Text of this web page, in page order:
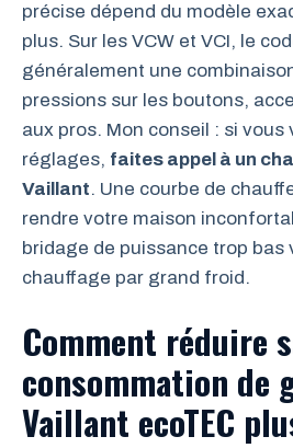
précise dépend du modèle
plus. Sur les VCW et VCI, le
généralement une
pressions sur les boutons,
aux pros. Mon conseil : si vous
réglages, faites appel à un
Vaillant. Une courbe de
rendre votre maison
bridage de puissance trop bas
chauffage par grand froid.
Comment réduire
consommation de
Vaillant ecoTEC